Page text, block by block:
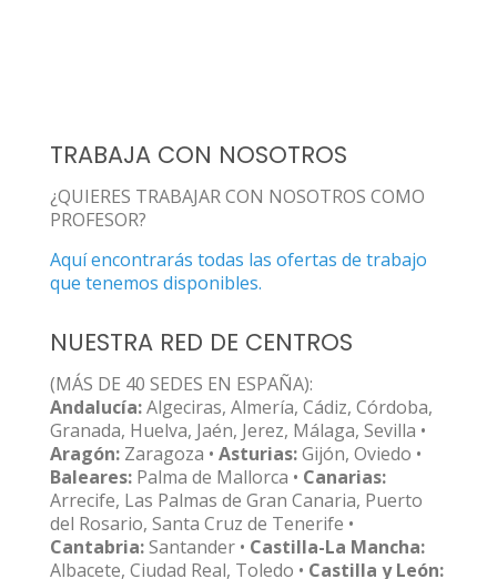
TRABAJA CON NOSOTROS
¿QUIERES TRABAJAR CON NOSOTROS COMO
PROFESOR?
Aquí encontrarás todas las ofertas de trabajo
que tenemos disponibles.
NUESTRA RED DE CENTROS
(MÁS DE 40 SEDES EN ESPAÑA):
Andalucía:Algeciras, Almería, Cádiz, Córdoba,
Granada, Huelva, Jaén, Jerez, Málaga, Sevilla •
Aragón: Zaragoza • Asturias:Gijón, Oviedo •
Baleares: Palma de Mallorca • Canarias:
Arrecife, Las Palmas de Gran Canaria, Puerto
del Rosario, Santa Cruz de Tenerife •
Cantabria:Santander • Castilla-La Mancha:
Albacete, Ciudad Real, Toledo • Castilla y León: